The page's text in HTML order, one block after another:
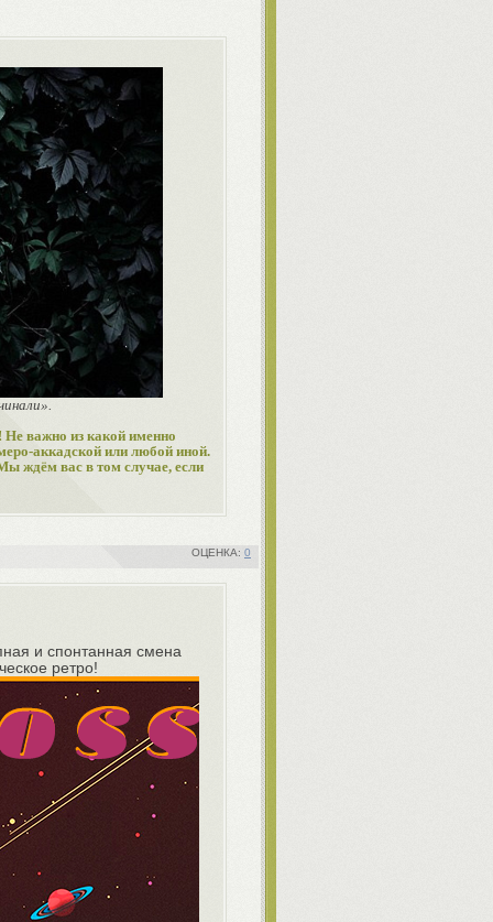
Не важно из какой именно
аккадской или любой иной.
ждём вас в том случае, если
и спонтанная смена
ретро!
0